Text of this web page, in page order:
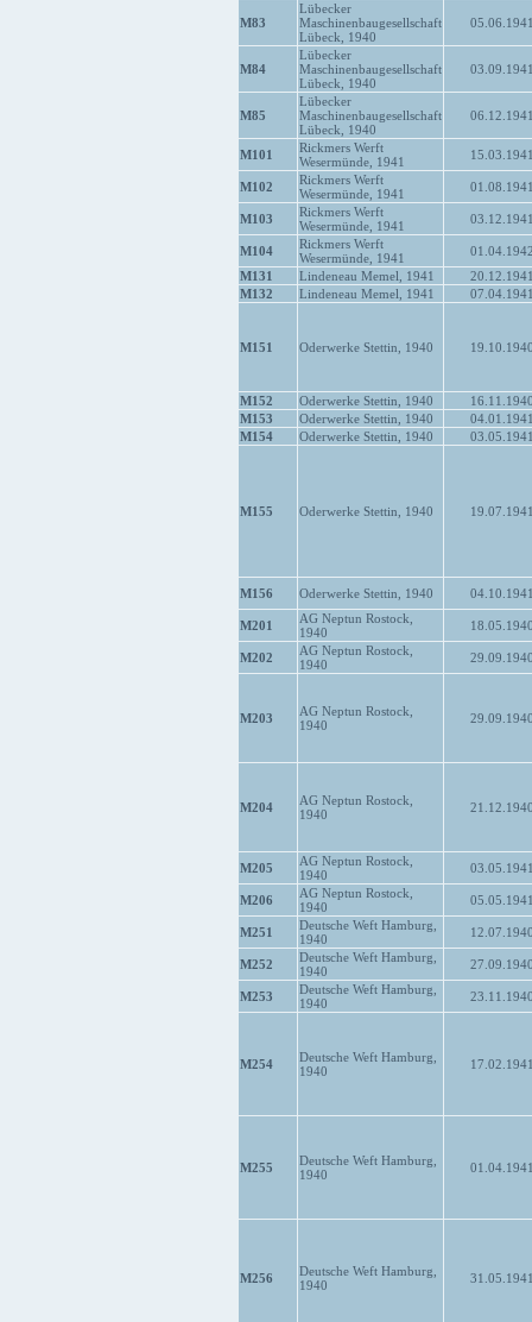
M83
Lübecker
Maschinenbaugesellschaft
Lübeck, 1940
M84
Lübecker
Maschinenbaugesellschaft
Lübeck, 1940
M85
Lübecker
Maschinenbaugesellschaft
Lübeck, 1940
M101
Rickmers Werft
Wesermünde, 1941
M102
Rickmers Werft
Wesermünde, 1941
M103
Rickmers Werft
Wesermünde, 1941
M104
Rickmers Werft
Wesermünde, 1941
M131
Lindeneau Memel, 1941
M132
Lindeneau Memel, 1941
M151 Oderwerke Stettin, 1940
M152 Oderwerke Stettin, 1940
M153
Oderwerke Stettin, 1940
M154
Oderwerke Stettin, 1940
M155 Oderwerke Stettin, 1940
M156 Oderwerke Stettin, 1940
M201
AG Neptun Rostock,
1940
M202
AG Neptun Rostock,
1940
M203
AG Neptun Rostock,
1940
M204
AG Neptun Rostock,
1940
M205
AG Neptun Rostock,
1940
M206
AG Neptun Rostock,
1940
M251
Deutsche Weft Hamburg,
1940
M252
Deutsche Weft Hamburg,
1940
M253
Deutsche Weft Hamburg,
1940
M254
Deutsche Weft Hamburg,
1940
M255
Deutsche Weft Hamburg,
1940
M256
Deutsche Weft Hamburg,
1940